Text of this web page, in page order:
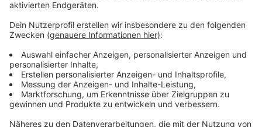
beginnt um 18 Uhr.Zusätzlich wird am Montag und
Dienstag die israelische Flagge vor dem Rathaus
gehisst.
Anzeige
Weitere Meldungen aus Leverkusen
Anzeige